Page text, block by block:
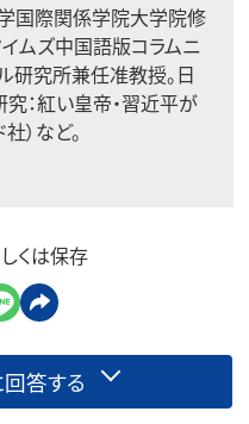
国際関係学院大学院修
ムズ中国語版コラムニ
研究所兼任准教授。日
：紅い皇帝・習近平が
）など。
くは保存
答する